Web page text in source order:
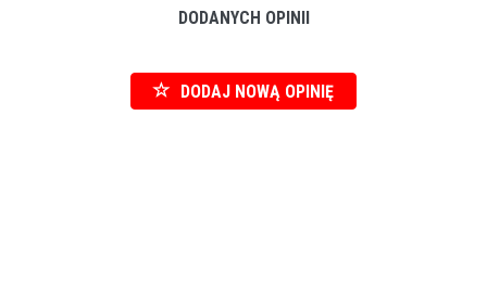
DODANYCH OPINII
DODAJ NOWĄ OPINIĘ